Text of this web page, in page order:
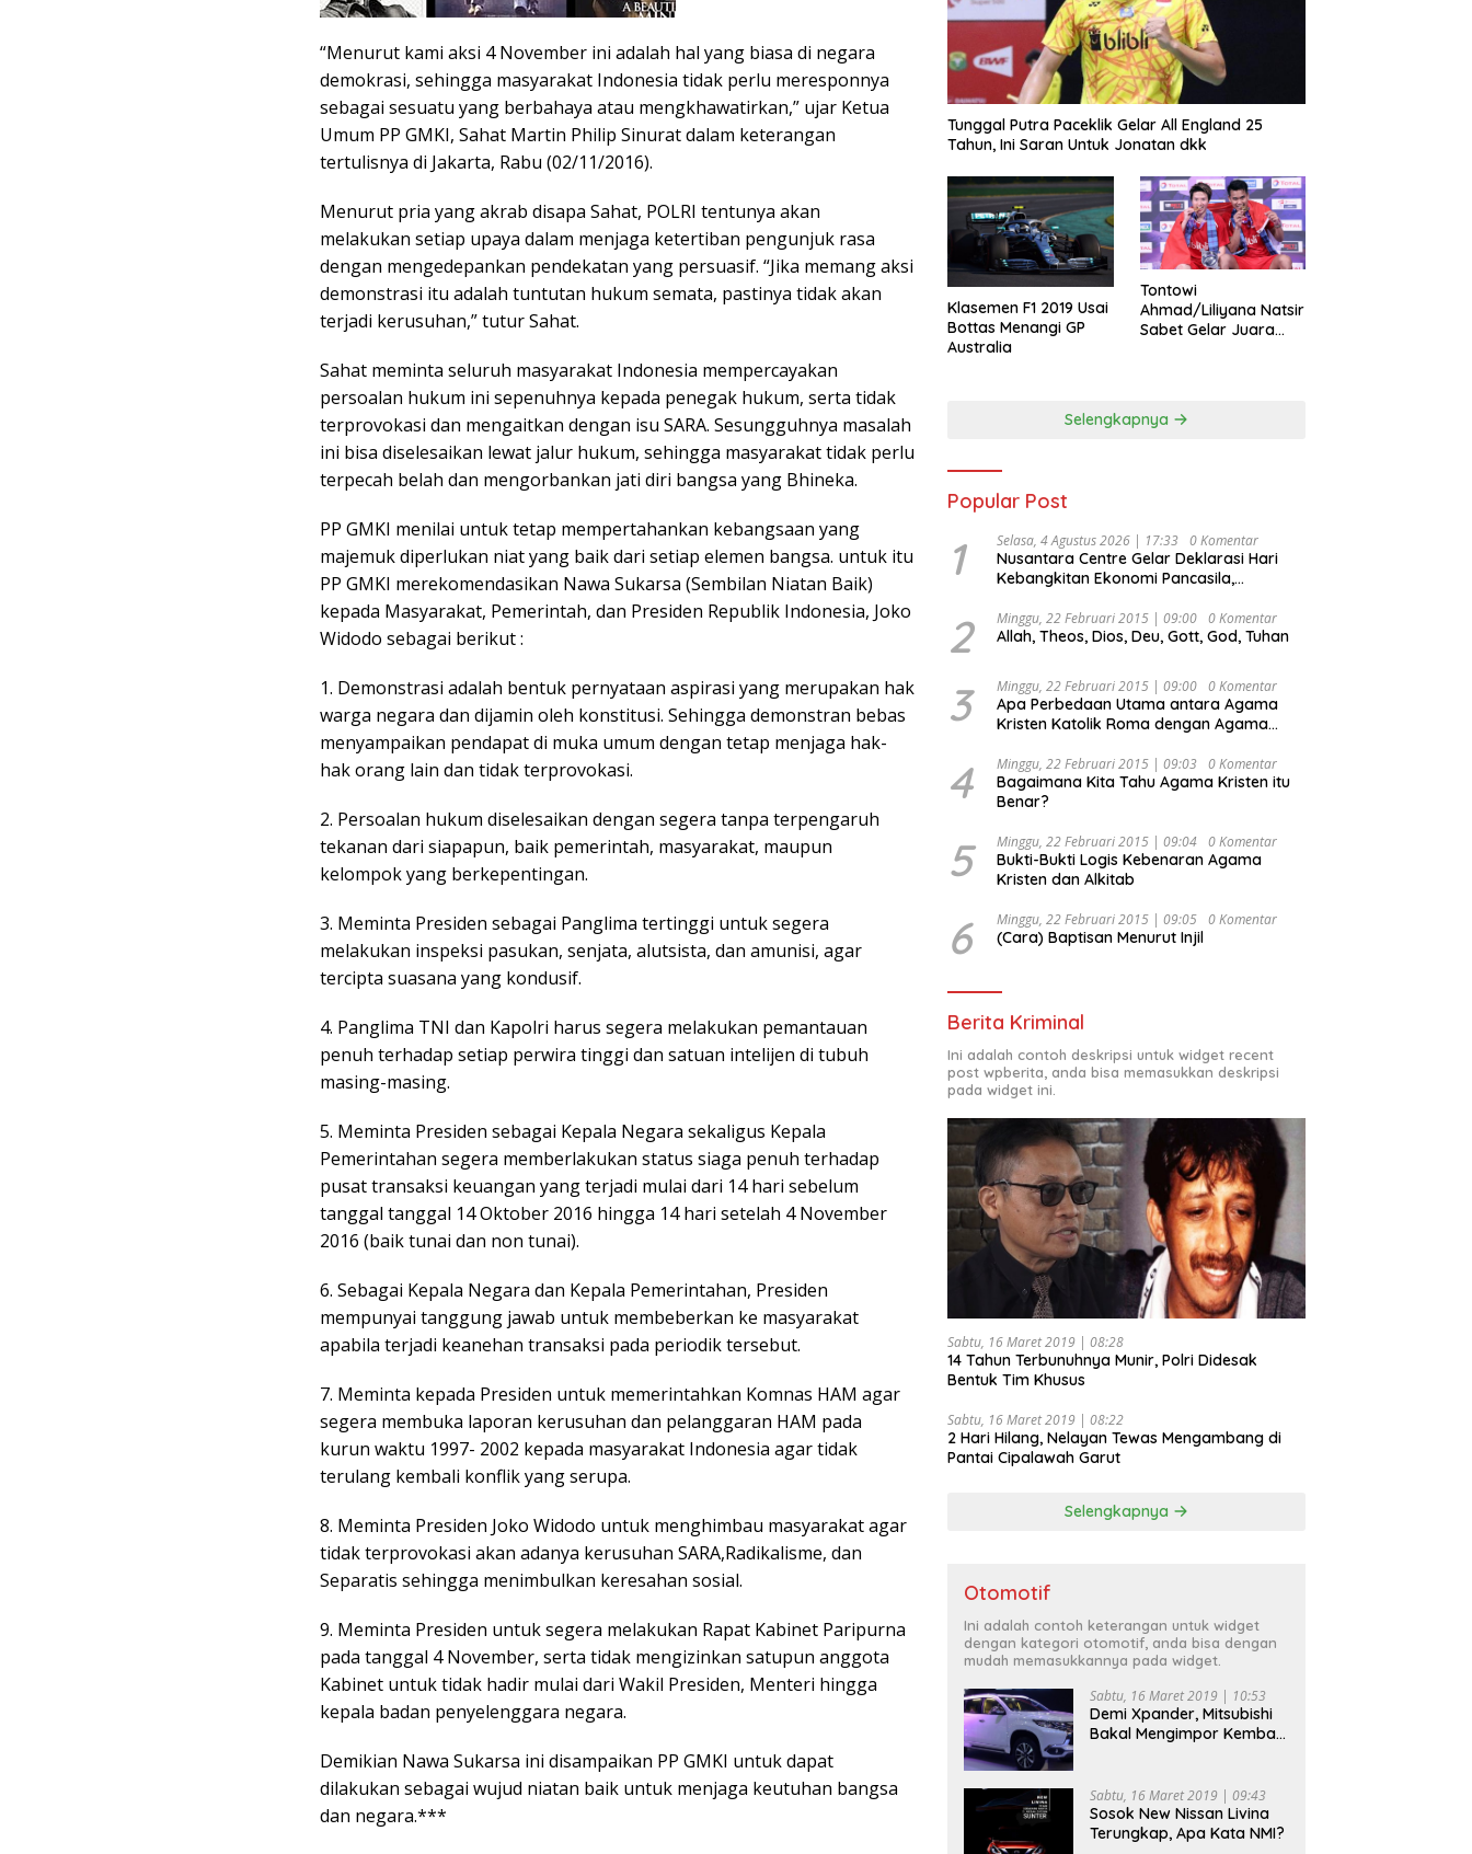
“Menurut kami aksi 4 November ini adalah hal yang biasa di negara
demokrasi, sehingga masyarakat Indonesia tidak perlu meresponnya
sebagai sesuatu yang berbahaya atau mengkhawatirkan,” ujar Ketua
Umum PP GMKI, Sahat Martin Philip Sinurat dalam keterangan
tertulisnya di Jakarta, Rabu (02/11/2016).
Menurut pria yang akrab disapa Sahat, POLRI tentunya akan
melakukan setiap upaya dalam menjaga ketertiban pengunjuk rasa
dengan mengedepankan pendekatan yang persuasif. “Jika memang aksi
demonstrasi itu adalah tuntutan hukum semata, pastinya tidak akan
terjadi kerusuhan,” tutur Sahat.
Sahat meminta seluruh masyarakat Indonesia mempercayakan
persoalan hukum ini sepenuhnya kepada penegak hukum, serta tidak
terprovokasi dan mengaitkan dengan isu SARA. Sesungguhnya masalah
ini bisa diselesaikan lewat jalur hukum, sehingga masyarakat tidak perlu
terpecah belah dan mengorbankan jati diri bangsa yang Bhineka.
PP GMKI menilai untuk tetap mempertahankan kebangsaan yang
majemuk diperlukan niat yang baik dari setiap elemen bangsa. untuk itu
PP GMKI merekomendasikan Nawa Sukarsa (Sembilan Niatan Baik)
kepada Masyarakat, Pemerintah, dan Presiden Republik Indonesia, Joko
Widodo sebagai berikut :
1. Demonstrasi adalah bentuk pernyataan aspirasi yang merupakan hak
warga negara dan dijamin oleh konstitusi. Sehingga demonstran bebas
menyampaikan pendapat di muka umum dengan tetap menjaga hak-
hak orang lain dan tidak terprovokasi.
2. Persoalan hukum diselesaikan dengan segera tanpa terpengaruh
tekanan dari siapapun, baik pemerintah, masyarakat, maupun
kelompok yang berkepentingan.
3. Meminta Presiden sebagai Panglima tertinggi untuk segera
melakukan inspeksi pasukan, senjata, alutsista, dan amunisi, agar
tercipta suasana yang kondusif.
4. Panglima TNI dan Kapolri harus segera melakukan pemantauan
penuh terhadap setiap perwira tinggi dan satuan intelijen di tubuh
masing-masing.
5. Meminta Presiden sebagai Kepala Negara sekaligus Kepala
Pemerintahan segera memberlakukan status siaga penuh terhadap
pusat transaksi keuangan yang terjadi mulai dari 14 hari sebelum
tanggal tanggal 14 Oktober 2016 hingga 14 hari setelah 4 November
2016 (baik tunai dan non tunai).
6. Sebagai Kepala Negara dan Kepala Pemerintahan, Presiden
mempunyai tanggung jawab untuk membeberkan ke masyarakat
apabila terjadi keanehan transaksi pada periodik tersebut.
7. Meminta kepada Presiden untuk memerintahkan Komnas HAM agar
segera membuka laporan kerusuhan dan pelanggaran HAM pada
kurun waktu 1997- 2002 kepada masyarakat Indonesia agar tidak
terulang kembali konflik yang serupa.
8. Meminta Presiden Joko Widodo untuk menghimbau masyarakat agar
tidak terprovokasi akan adanya kerusuhan SARA,Radikalisme, dan
Separatis sehingga menimbulkan keresahan sosial.
9. Meminta Presiden untuk segera melakukan Rapat Kabinet Paripurna
pada tanggal 4 November, serta tidak mengizinkan satupun anggota
Kabinet untuk tidak hadir mulai dari Wakil Presiden, Menteri hingga
kepala badan penyelenggara negara.
Demikian Nawa Sukarsa ini disampaikan PP GMKI untuk dapat
dilakukan sebagai wujud niatan baik untuk menjaga keutuhan bangsa
dan negara.***
Tunggal Putra Paceklik Gelar All England 25
Tahun, Ini Saran Untuk Jonatan dkk
Klasemen F1 2019 Usai
Bottas Menangi GP
Australia
Tontowi
Ahmad/Liliyana Natsir
Sabet Gelar Juara
Selengkapnya
Popular Post
1 Selasa, 4 Agustus 2026 | 17:33 0 Komentar
Nusantara Centre Gelar Deklarasi Hari
Kebangkitan Ekonomi Pancasila,
Djojohadikusumo Anti Penjajahan
(Pergolakan Ekonomi Politik Indonesia) &
Undang Perekonomian Nasional dan
Kesejahteraan Sosial dalam Menata
Bangsa Menuju Indonesia Emas 2045”,
2 Minggu, 22 Februari 2015 | 09:00 0 Komentar
Allah, Theos, Dios, Deu, Gott, God, Tuhan
3 Minggu, 22 Februari 2015 | 09:00 0 Komentar
Apa Perbedaan Utama antara Agama
Kristen Katolik Roma dengan Agama
4 Minggu, 22 Februari 2015 | 09:03 0 Komentar
Bagaimana Kita Tahu Agama Kristen itu
Benar?
5 Minggu, 22 Februari 2015 | 09:04 0 Komentar
Bukti-Bukti Logis Kebenaran Agama
Kristen dan Alkitab
6 Minggu, 22 Februari 2015 | 09:05 0 Komentar
(Cara) Baptisan Menurut Injil
Berita Kriminal
Ini adalah contoh deskripsi untuk widget recent
post wpberita, anda bisa memasukkan deskripsi
pada widget ini.
Sabtu, 16 Maret 2019 | 08:28
14 Tahun Terbunuhnya Munir, Polri Didesak
Bentuk Tim Khusus
Sabtu, 16 Maret 2019 | 08:22
2 Hari Hilang, Nelayan Tewas Mengambang di
Pantai Cipalawah Garut
Selengkapnya
Otomotif
Ini adalah contoh keterangan untuk widget
dengan kategori otomotif, anda bisa dengan
mudah memasukkannya pada widget.
Sabtu, 16 Maret 2019 | 10:53
Demi Xpander, Mitsubishi
Bakal Mengimpor Kembali
Sabtu, 16 Maret 2019 | 09:43
Sosok New Nissan Livina
Terungkap, Apa Kata NMI?